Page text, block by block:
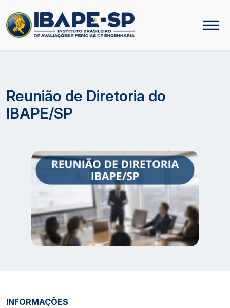
Reunião de Diretoria do
IBAPE/SP
INFORMAÇÕES